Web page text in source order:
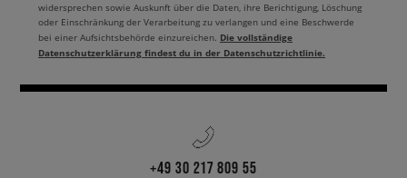
widersprechen sowie Auskunft über die Daten, ihre Berichtigung, Löschung
oder Einschränkung der Verarbeitung zu verlangen und eine Beschwerde
bei einer Aufsichtsbehörde einzureichen. Die vollständige
Datenschutzerklärung findest du in der Datenschutzrichtlinie.
+49 30 217 809 55